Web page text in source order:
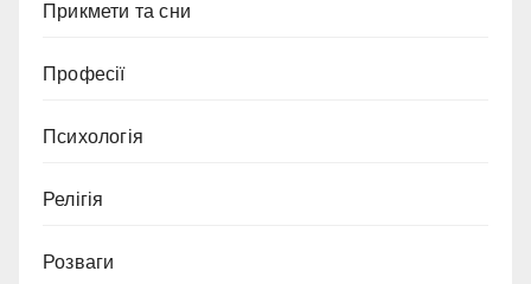
Прикмети та сни
Професії
Психологія
Релігія
Розваги